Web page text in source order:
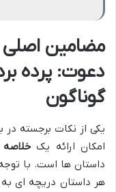
مضامین اصلی
دعوت: پرده
گوناگون
یکی از نکات برجسته
امکان ارائه یک
داستان ها است. با
هر داستان دریچه ای